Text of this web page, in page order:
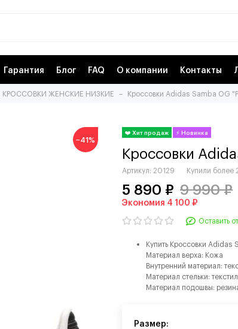
Гарантия Блог FAQ О компании Контакты
КРОССОВКИ ЖЕНСКИЕ НИЗКИЕ Кроссовки Adidas Samba OG
−41%
Кроссовки
Артикул: 20129 Купили более
5 890 ₽ 9 990 ₽
Экономия 4 100 ₽
Оставить
Купить Кроссовки
Материал верха: Кожа
Внутренний материал:
Материал стельки:
Материал подошвы:
Размер: